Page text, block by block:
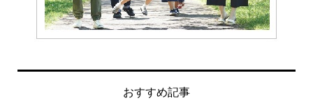
おすすめ記事